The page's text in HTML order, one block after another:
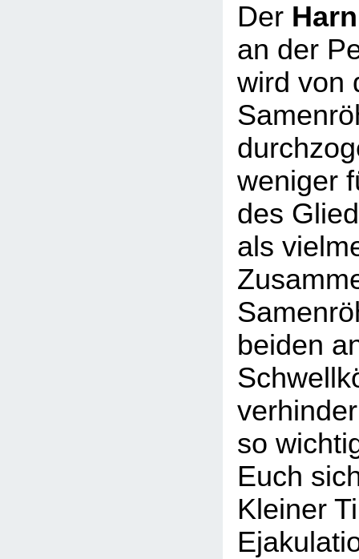
Der
an der
wird von
weniger
des
als
beiden
so
Euch
Kleiner